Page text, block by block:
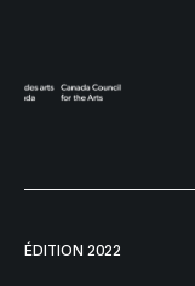
ÉDITION 2022